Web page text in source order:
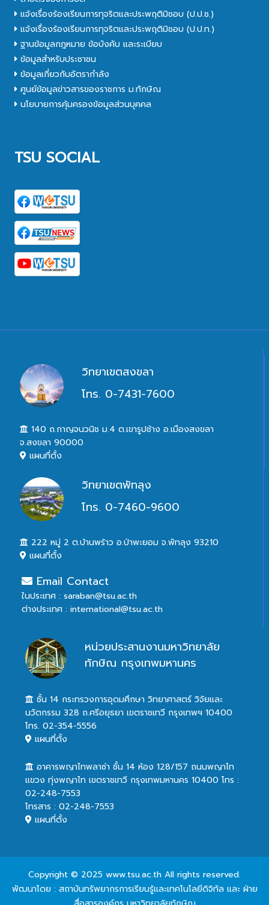
แจ้งเรื่องร้องเรียนการทุจริตและประพฤติมิชอบ (ป.ป.ช.)
แจ้งเรื่องร้องเรียนการทุจริตและประพฤติมิชอบ (ป.ป.ท.)
ฐานข้อมูลกฎหมาย ข้อบังคับ และระเบียบ
ข้อมูลสำหรับประชาชน
ข้อมูลเกี่ยวกับอัตรากำลัง
ศูนย์ข้อมูลข่าวสารของราชการ ม.ทักษิณ
นโยบายการคุ้มครองข้อมูลส่วนบุคคล
TSU SOCIAL
วิทยาเขตสงขลา
โทร. 0-7431-7600
140 ถ.กาญจนวนิช ม.4 ต.เขารูปช้าง อ.เมืองสงขลา
จ.สงขลา 90000
แผนที่ตั้ง
วิทยาเขตพัทลุง
โทร. 0-7460-9600
222 หมู่ 2 ต.บ้านพร้าว อ.ป่าพะยอม จ.พัทลุง 93210
แผนที่ตั้ง
Email Contact
ในประเทศ : saraban@tsu.ac.th
ต่างประเทศ : international@tsu.ac.th
หน่วยประสานงานมหาวิทยาลัย
ทักษิณ กรุงเทพมหานคร
ชั้น 14 กระทรวงการอุดมศึกษา วิทยาศาสตร์ วิจัยและ
นวัตกรรม 328 ถ.ศรีอยุธยา เขตราชเทวี กรุงเทพฯ 10400
โทร. 02-354-5556
แผนที่ตั้ง
อาคารพญาไทพลาซ่า ชั้น 14 ห้อง 128/157 ถนนพญาไท
แขวง ทุ่งพญาไท เขตราชเทวี กรุงเทพมหานคร 10400 โทร :
02-248-7553
โทรสาร : 02-248-7553
แผนที่ตั้ง
Copyright © 2025 www.tsu.ac.th All rights reserved.
พัฒนาโดย : สถาบันทรัพยากรการเรียนรู้และเทคโนโลยีดิจิทัล และ ฝ่าย